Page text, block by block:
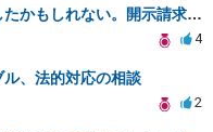
誹謗中傷に当たる内容を投稿したかもしれない。開示請求や民事刑事裁判に発展しうるのか教えて欲しい。
4
、法的対応の相談
2